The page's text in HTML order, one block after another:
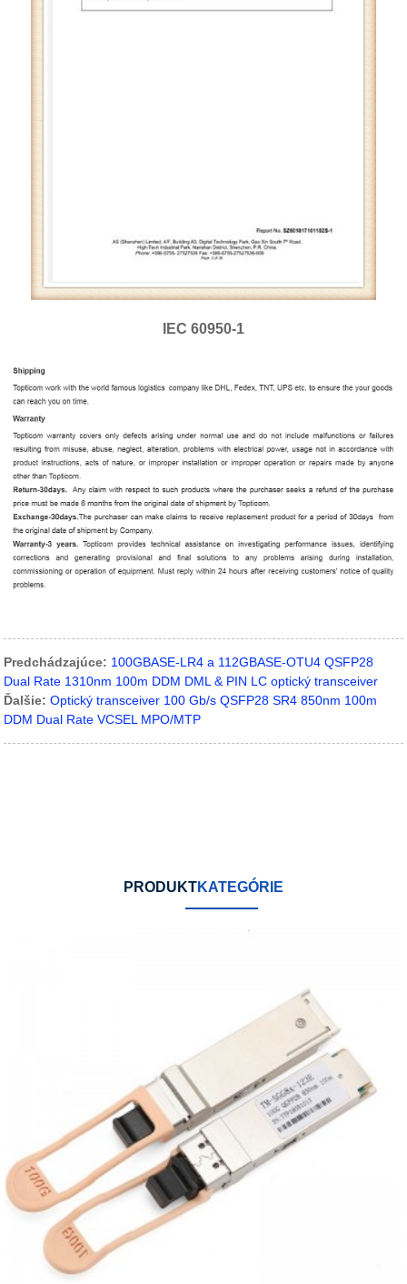
IEC 60950-1
Predchádzajúce: 100GBASE-LR4 a 112GBASE-OTU4 QSFP28
Dual Rate 1310nm 100m DDM DML & PIN LC optický transceiver
Ďalšie: Optický transceiver 100 Gb/s QSFP28 SR4 850nm 100m
DDM Dual Rate VCSEL MPO/MTP
PRODUKTKATEGÓRIE